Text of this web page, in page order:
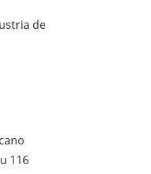
de
116